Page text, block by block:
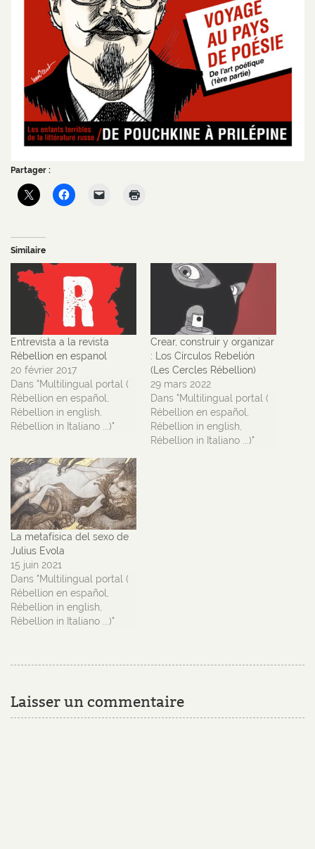
Partager :
Similaire
Entrevista a la revista
Rébellion en espanol
20 février 2017
Dans "Multilingual portal (
Rébellion en español,
Rébellion in english,
Rébellion in Italiano ...)"
Crear, construir y organizar
: Los Círculos Rebelión
(Les Cercles Rébellion)
29 mars 2022
Dans "Multilingual portal (
Rébellion en español,
Rébellion in english,
Rébellion in Italiano ...)"
La metafísica del sexo de
Julius Evola
15 juin 2021
Dans "Multilingual portal (
Rébellion en español,
Rébellion in english,
Rébellion in Italiano ...)"
Laisser un commentaire